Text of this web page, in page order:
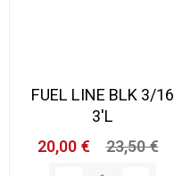
FUEL LINE BLK 3/16
3'L
20,00 €
23,50 €